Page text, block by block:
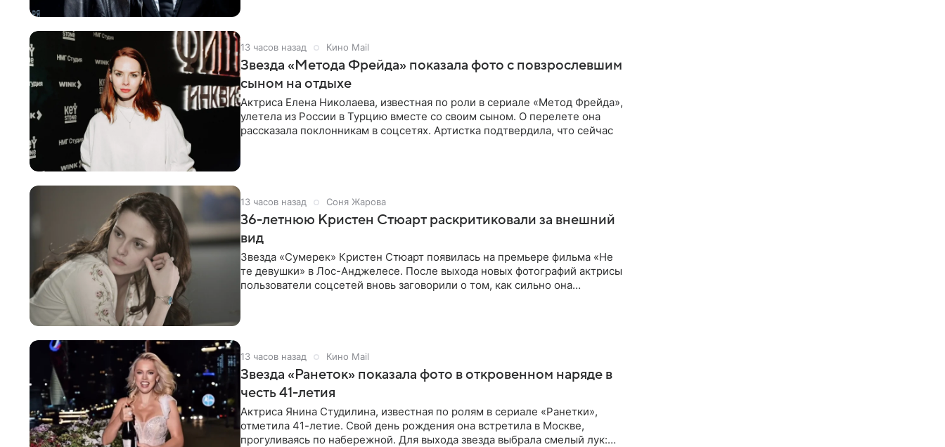
13 часов назад Кино Mail
Звезда «Метода Фрейда» показала фото с повзрослевшим
сыном на отдыхе
Актриса Елена Николаева, известная по роли в сериале «Метод Фрейда»,
улетела из России в Турцию вместе со своим сыном. О перелете она
рассказала поклонникам в соцсетях. Артистка подтвердила, что сейчас
13 часов назад Соня Жарова
36-летнюю Кристен Стюарт раскритиковали за внешний
вид
Звезда «Сумерек» Кристен Стюарт появилась на премьере фильма «Не
те девушки» в Лос-Анджелесе. После выхода новых фотографий актрисы
пользователи соцсетей вновь заговорили о том, как сильно она
13 часов назад Кино Mail
Звезда «Ранеток» показала фото в откровенном наряде в
честь 41-летия
Актриса Янина Студилина, известная по ролям в сериале «Ранетки»,
отметила 41-летие. Свой день рождения она встретила в Москве,
прогуливаясь по набережной. Для выхода звезда выбрала смелый лук: